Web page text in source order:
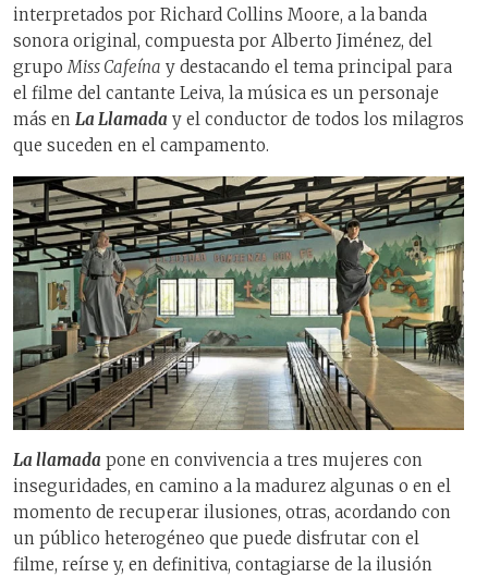
interpretados por Richard Collins Moore, a la banda
sonora original, compuesta por Alberto Jiménez, del
grupo Miss Cafeína y destacando el tema principal para
el filme del cantante Leiva, la música es un personaje
más en La Llamada y el conductor de todos los milagros
que suceden en el campamento.
La llamada pone en convivencia a tres mujeres con
inseguridades, en camino a la madurez algunas o en el
momento de recuperar ilusiones, otras, acordando con
un público heterogéneo que puede disfrutar con el
filme, reírse y, en definitiva, contagiarse de la ilusión